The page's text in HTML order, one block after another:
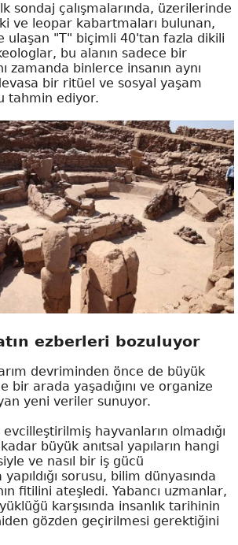
sondaj çalışmalarında, üzerilerinde
ve leopar kabartmaları bulunan,
ulaşan "T" biçimli 40'tan fazla dikili
bu alanın sadece bir
zamanda binlerce insanın aynı
bir ritüel ve sosyal yaşam
tahmin ediyor.
ezberleri bozuluyor
devriminden önce de büyük
bir arada yaşadığını ve organize
yeni veriler sunuyor.
evcilleştirilmiş hayvanların olmadığı
büyük anıtsal yapıların hangi
ve nasıl bir iş gücü
sorusu, bilim dünyasında
fitilini ateşledi. Yabancı uzmanlar,
karşısında insanlık tarihinin
gözden geçirilmesi gerektiğini